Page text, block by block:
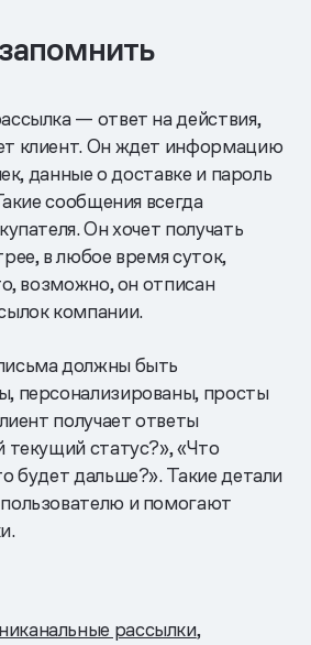
— ответ на действия,
клиент. Он ждет информацию
данные о доставке и пароль
сообщения всегда
Он хочет получать
в любое время суток,
возможно, он отписан
компании.
должны быть
персонализированы, просты
получает ответы
текущий статус?», «Что
будет дальше?». Такие детали
и помогают
рассылки